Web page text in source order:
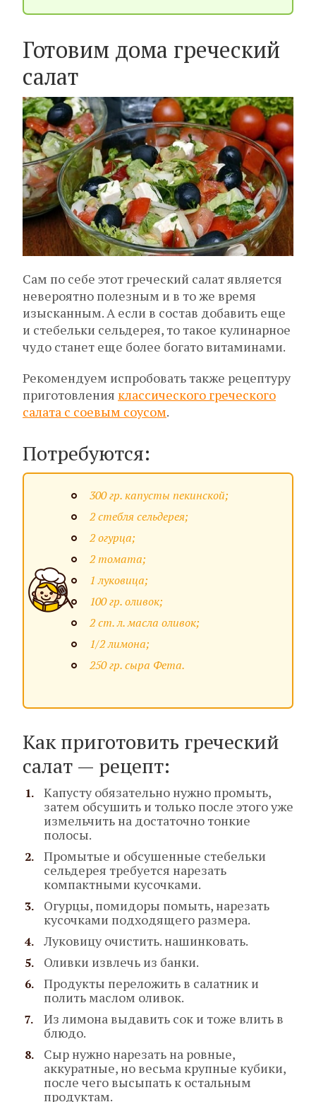
Готовим дома греческий
салат
Сам по себе этот греческий салат является
невероятно полезным и в то же время
изысканным. А если в состав добавить еще
и стебельки сельдерея, то такое кулинарное
чудо станет еще более богато витаминами.
Рекомендуем испробовать также рецептуру
приготовления классического греческого
салата с соевым соусом.
Потребуются:
300 гр. капусты пекинской;
2 стебля сельдерея;
2 огурца;
2 томата;
1 луковица;
100 гр. оливок;
2 ст. л. масла оливок;
1/2 лимона;
250 гр. сыра Фета.
Как приготовить греческий
салат — рецепт:
Капусту обязательно нужно промыть,
затем обсушить и только после этого уже
измельчить на достаточно тонкие
полосы.
Промытые и обсушенные стебельки
сельдерея требуется нарезать
компактными кусочками.
Огурцы, помидоры помыть, нарезать
кусочками подходящего размера.
Луковицу очистить. нашинковать.
Оливки извлечь из банки.
Продукты переложить в салатник и
полить маслом оливок.
Из лимона выдавить сок и тоже влить в
блюдо.
Сыр нужно нарезать на ровные,
аккуратные, но весьма крупные кубики,
после чего высыпать к остальным
продуктам.